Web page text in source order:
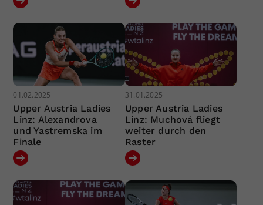
01.02.2025
Upper Austria Ladies
Linz: Alexandrova
und Yastremska im
Finale
31.01.2025
Upper Austria Ladies
Linz: Muchová fliegt
weiter durch den
Raster